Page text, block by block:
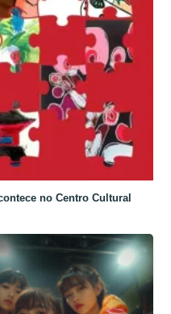
no Centro Cultural